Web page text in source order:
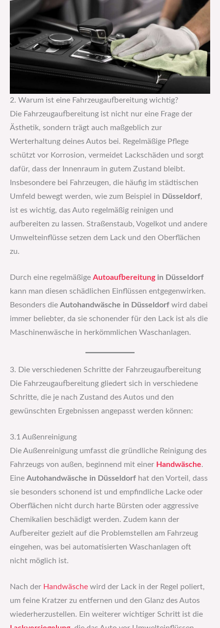
2. Warum ist eine Fahrzeugaufbereitung wichtig?
Die Fahrzeugaufbereitung ist nicht nur eine Frage der
Ästhetik, sondern trägt auch maßgeblich zur
Werterhaltung deines Autos bei. Regelmäßige Pflege
schützt vor Korrosion, vermeidet Lackschäden und sorgt
dafür, dass der Innenraum in gutem Zustand bleibt.
Insbesondere bei Fahrzeugen, die häufig im städtischen
Umfeld bewegt werden, wie zum Beispiel in Düsseldorf,
ist es wichtig, das Auto regelmäßig reinigen und
aufbereiten zu lassen. Straßenstaub, Vogelkot und andere
Umwelteinflüsse setzen dem Lack und den Oberflächen
zu.
Durch eine regelmäßige Autoaufbereitungin Düsseldorf
kann man diesen schädlichen Einflüssen entgegenwirken.
Besonders die Autohandwäsche in Düsseldorf wird dabei
immer beliebter, da sie schonender für den Lack ist als die
Maschinenwäsche in herkömmlichen Waschanlagen.
3. Die verschiedenen Schritte der Fahrzeugaufbereitung
Die Fahrzeugaufbereitung gliedert sich in verschiedene
Schritte, die je nach Zustand des Autos und den
gewünschten Ergebnissen angepasst werden können:
3.1 Außenreinigung
Die Außenreinigung umfasst die gründliche Reinigung des
Fahrzeugs von außen, beginnend mit einer Handwäsche.
Eine Autohandwäsche in Düsseldorf hat den Vorteil, dass
sie besonders schonend ist und empfindliche Lacke oder
Oberflächen nicht durch harte Bürsten oder aggressive
Chemikalien beschädigt werden. Zudem kann der
Aufbereiter gezielt auf die Problemstellen am Fahrzeug
eingehen, was bei automatisierten Waschanlagen oft
nicht möglich ist.
Nach der Handwäsche wird der Lack in der Regel poliert,
um feine Kratzer zu entfernen und den Glanz des Autos
wiederherzustellen. Ein weiterer wichtiger Schritt ist die